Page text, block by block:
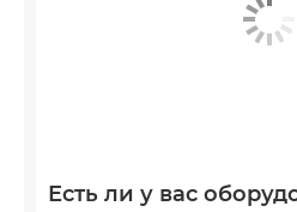
Есть ли у вас